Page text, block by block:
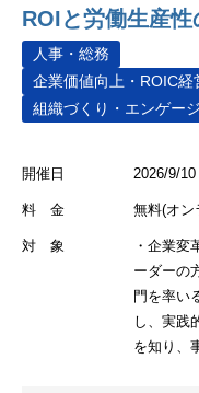
ROIと労働生産性
人事・総務
企業価値向上・ROIC
組織づくり・エンゲー
開催日 2026/9/
料 金 無料(オン
対 象
・企業変
ーダーの
門を率い
し、実践
を知り、